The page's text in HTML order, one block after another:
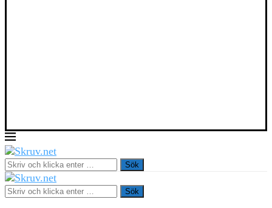
Sök
Sök